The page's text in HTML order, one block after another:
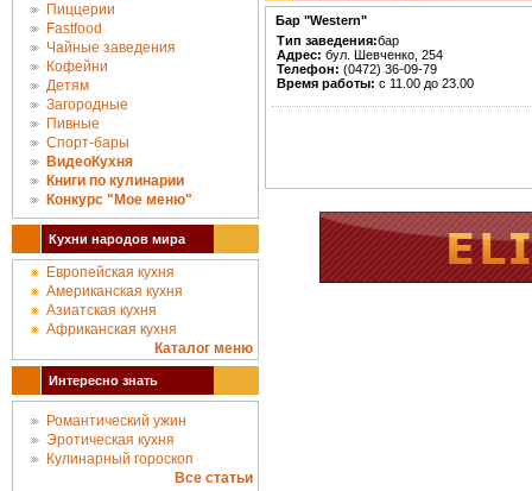
Пиццерии
Fastfood
Чайные заведения
Кофейни
Детям
Загородные
Пивные
Спорт-бары
ВидеоКухня
Книги по кулинарии
Конкурc "Мое меню"
Кухни народов мира
Европейская кухня
Американская кухня
Азиатская кухня
Африканская кухня
Каталог меню
Интересно знать
Романтический ужин
Эротическая кухня
Кулинарный гороскоп
Все статьи
Бар "Western"
Тип заведения:бар
Адрес: бул. Шевченко, 254
Телефон: (0472) 36-09-79
Время работы: с 11.00 до 23.00